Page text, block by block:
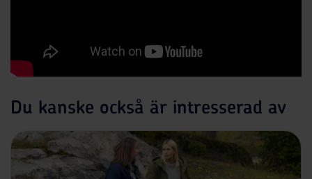
Du kanske också är intresserad av